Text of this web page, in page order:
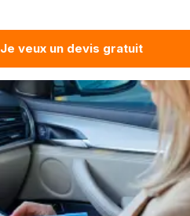
Je veux un devis gratuit